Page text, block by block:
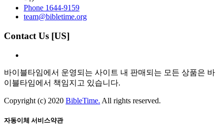
Phone 1644-9159
team@bibletime.org
Contact Us [US]
바이블타임에서 운영되는 사이트 내 판매되는 모든 상품은 바
이블타임에서 책임지고 있습니다.
Copyright (c) 2020 BibleTime. All rights reserved.
자동이체 서비스약관